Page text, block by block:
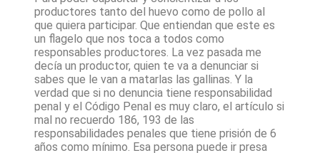
productores tanto del huevo como de pollo al
que quiera participar. Que entiendan que este es
un flagelo que nos toca a todos como
responsables productores. La vez pasada me
decía un productor, quien te va a denunciar si
sabes que le van a matarlas las gallinas. Y la
verdad que si no denuncia tiene responsabilidad
penal y el Código Penal es muy claro, el artículo si
mal no recuerdo 186, 193 de las
responsabilidades penales que tiene prisión de 6
años como mínimo. Esa persona puede ir presa